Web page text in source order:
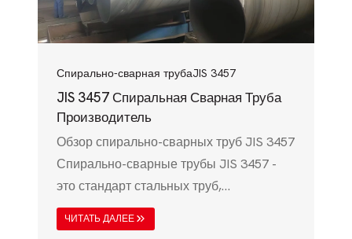
прочность, коррозионную стойкость и
долговечность, что делает ее
Спирально-сварная трубаJIS 3457
JIS 3457 Спиральная Сварная Труба
Производитель
Обзор спирально-сварных труб JIS 3457
Спирально-сварные трубы JIS 3457 -
это стандарт стальных труб,
регулируемый японскими
промышленными стандартами (JIS), в
ЧИТАТЬ ДАЛЕЕ